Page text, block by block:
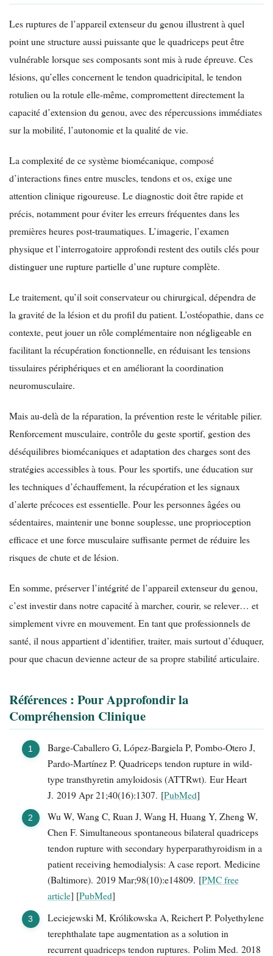
Les ruptures de l’appareil extenseur du genou illustrent à quel
point une structure aussi puissante que le quadriceps peut être
vulnérable lorsque ses composants sont mis à rude épreuve. Ces
lésions, qu’elles concernent le tendon quadricipital, le tendon
rotulien ou la rotule elle-même, compromettent directement la
capacité d’extension du genou, avec des répercussions immédiates
sur la mobilité, l’autonomie et la qualité de vie.
La complexité de ce système biomécanique, composé
d’interactions fines entre muscles, tendons et os, exige une
attention clinique rigoureuse. Le diagnostic doit être rapide et
précis, notamment pour éviter les erreurs fréquentes dans les
premières heures post-traumatiques. L’imagerie, l’examen
physique et l’interrogatoire approfondi restent des outils clés pour
distinguer une rupture partielle d’une rupture complète.
Le traitement, qu’il soit conservateur ou chirurgical, dépendra de
la gravité de la lésion et du profil du patient. L’ostéopathie, dans ce
contexte, peut jouer un rôle complémentaire non négligeable en
facilitant la récupération fonctionnelle, en réduisant les tensions
tissulaires périphériques et en améliorant la coordination
neuromusculaire.
Mais au-delà de la réparation, la prévention reste le véritable pilier.
Renforcement musculaire, contrôle du geste sportif, gestion des
déséquilibres biomécaniques et adaptation des charges sont des
stratégies accessibles à tous. Pour les sportifs, une éducation sur
les techniques d’échauffement, la récupération et les signaux
d’alerte précoces est essentielle. Pour les personnes âgées ou
sédentaires, maintenir une bonne souplesse, une proprioception
efficace et une force musculaire suffisante permet de réduire les
risques de chute et de lésion.
En somme, préserver l’intégrité de l’appareil extenseur du genou,
c’est investir dans notre capacité à marcher, courir, se relever… et
simplement vivre en mouvement. En tant que professionnels de
santé, il nous appartient d’identifier, traiter, mais surtout d’éduquer,
pour que chacun devienne acteur de sa propre stabilité articulaire.
Références : Pour Approfondir la
Compréhension Clinique
Barge-Caballero G, López-Bargiela P, Pombo-Otero J,
Pardo-Martínez P. Quadriceps tendon rupture in wild-
type transthyretin amyloidosis (ATTRwt). Eur Heart
J. 2019 Apr 21;40(16):1307. [PubMed]
Wu W, Wang C, Ruan J, Wang H, Huang Y, Zheng W,
Chen F. Simultaneous spontaneous bilateral quadriceps
tendon rupture with secondary hyperparathyroidism in a
patient receiving hemodialysis: A case report. Medicine
(Baltimore). 2019 Mar;98(10):e14809. [PMC free
article] [PubMed]
Leciejewski M, Królikowska A, Reichert P. Polyethylene
terephthalate tape augmentation as a solution in
recurrent quadriceps tendon ruptures. Polim Med. 2018